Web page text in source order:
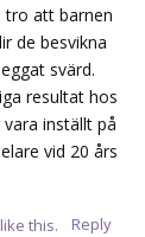
tro att barnen
de besvikna
svärd.
resultat hos
inställt på
vid 20 års
Reply
like this.